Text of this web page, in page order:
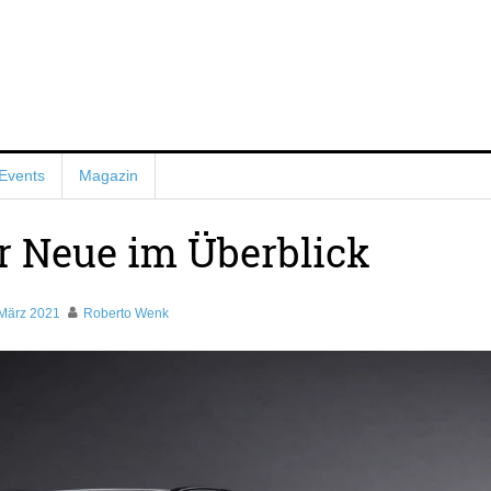
Events Magazin
Neue im Überblick
2021 Roberto Wenk